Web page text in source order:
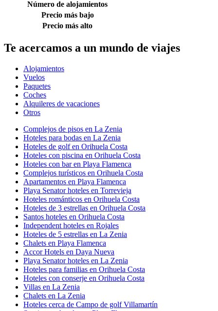
Número de alojamientos
Precio más bajo
Precio más alto
Te acercamos a un mundo de viajes
Alojamientos
Vuelos
Paquetes
Coches
Alquileres de vacaciones
Otros
Complejos de pisos en La Zenia
Hoteles para bodas en La Zenia
Hoteles de golf en Orihuela Costa
Hoteles con piscina en Orihuela Costa
Hoteles con bar en Playa Flamenca
Complejos turísticos en Orihuela Costa
Apartamentos en Playa Flamenca
Playa Senator hoteles en Torrevieja
Hoteles románticos en Orihuela Costa
Hoteles de 3 estrellas en Orihuela Costa
Santos hoteles en Orihuela Costa
Independent hoteles en Rojales
Hoteles de 5 estrellas en La Zenia
Chalets en Playa Flamenca
Accor Hotels en Daya Nueva
Playa Senator hoteles en La Zenia
Hoteles para familias en Orihuela Costa
Hoteles con conserje en Orihuela Costa
Villas en La Zenia
Chalets en La Zenia
Hoteles cerca de Campo de golf Villamartín